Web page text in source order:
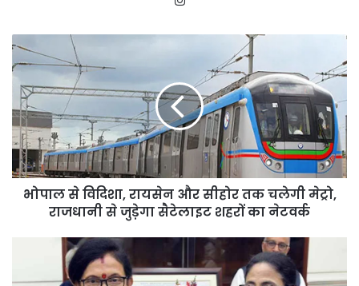
भोपाल
विदिशा,
रायसेन
और
सीहोर
तक
चलेगी
मेट्रो,
राजधानी
भोपाल से विदिशा, रायसेन और सीहोर तक चलेगी मेट्रो,
राजधानी से जुड़ेगा सैटेलाइट शहरों का नेटवर्क